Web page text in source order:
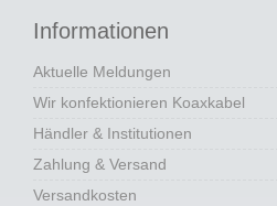
Informationen
Aktuelle Meldungen
Wir konfektionieren Koaxkabel
Händler & Institutionen
Zahlung & Versand
Versandkosten